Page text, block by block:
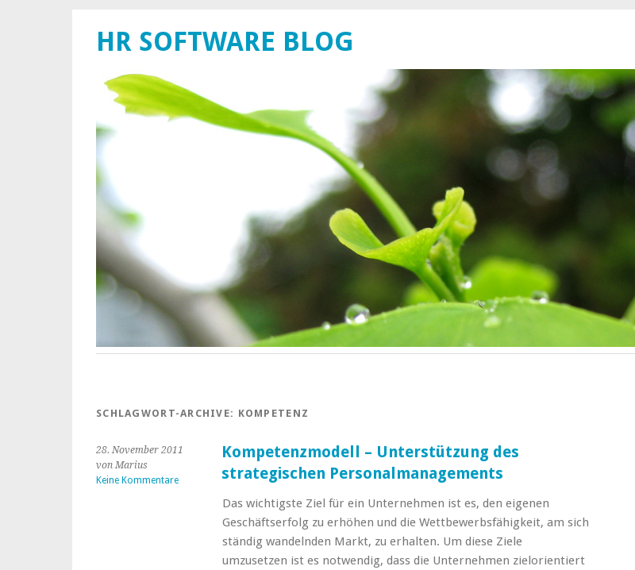
HR SOFTWARE BLOG
SCHLAGWORT-ARCHIVE: KOMPETENZ
28. November 2011
von Marius
Keine Kommentare
Kompetenzmodell – Unterstützung des
strategischen Personalmanagements
Das wichtigste Ziel für ein Unternehmen ist es, den eigenen
Geschäftserfolg zu erhöhen und die Wettbewerbsfähigkeit, am sich
ständig wandelnden Markt, zu erhalten. Um diese Ziele
umzusetzen ist es notwendig, dass die Unternehmen zielorientiert